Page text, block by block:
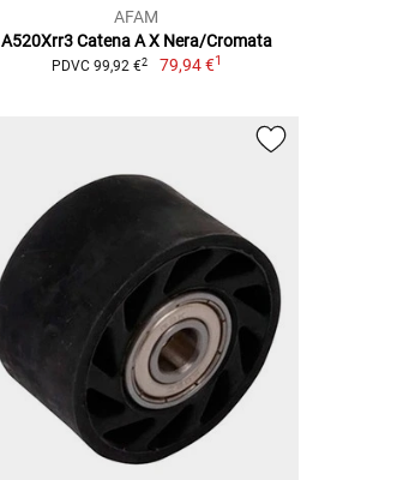
AFAM
A520Xrr3 Catena A X Nera/Cromata
PDVC 99,92 €2 79,94 €1